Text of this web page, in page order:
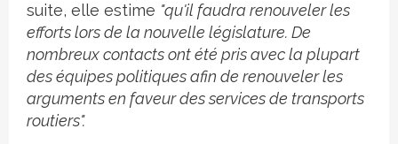
suite, elle estime "qu'il faudra renouveler les
efforts lors de la nouvelle législature. De
nombreux contacts ont été pris avec la plupart
des équipes politiques afin de renouveler les
arguments en faveur des services de transports
routiers".